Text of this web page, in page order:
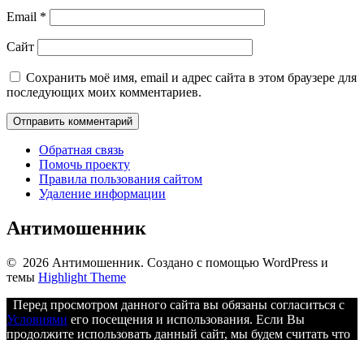
Email *
Сайт
Сохранить моё имя, email и адрес сайта в этом браузере для
последующих моих комментариев.
Обратная связь
Помочь проекту
Правила пользования сайтом
Удаление информации
Антимошенник
© 2026 Антимошенник. Создано с помощью WordPress и
темы Highlight Theme
Перед просмотром данного сайта вы обязаны согласиться с
Условиями его посещения и использования. Если Вы
продолжите использовать данный сайт, мы будем считать что